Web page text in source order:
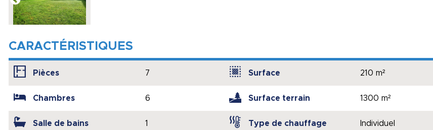
CARACTÉRISTIQUES
Pièces 7
Chambres 6
Salle de bains 1
Surface 210 m²
Surface terrain 1300 m²
Type de chauffage Individuel